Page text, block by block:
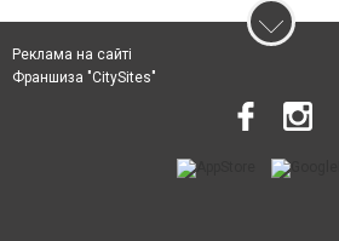
Реклама на сайті
Франшиза "CitySites"